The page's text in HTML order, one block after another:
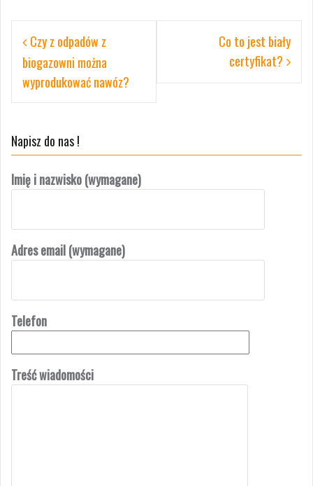
Nawigacja
wpisu
Czy z odpadów z
biogazowni można
wyprodukować nawóz?
Co to jest biały
certyfikat?
Napisz do nas !
Imię i nazwisko (wymagane)
Adres email (wymagane)
Telefon
Treść wiadomości